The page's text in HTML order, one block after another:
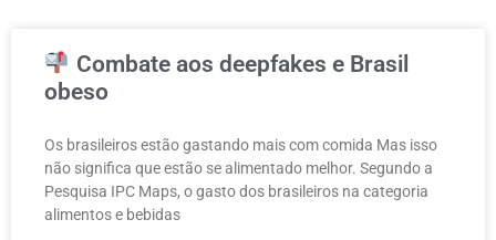
Combate aos deepfakes e Brasil
obeso
Os brasileiros estão gastando mais com comida Mas isso
não significa que estão se alimentado melhor. Segundo a
Pesquisa IPC Maps, o gasto dos brasileiros na categoria
alimentos e bebidas